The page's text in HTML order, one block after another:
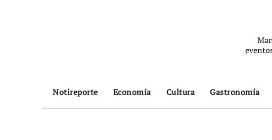
Notireporte Economía Cultura Gastronomía